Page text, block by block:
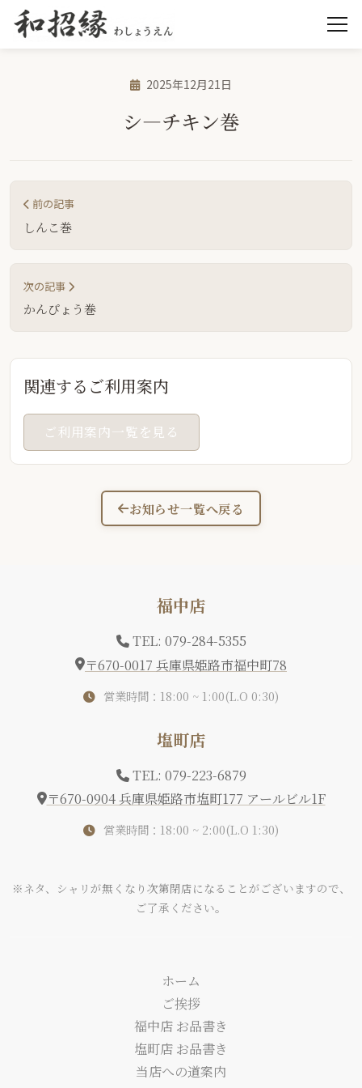
2025年12月21日
シ—チキン巻
前の記事
しんこ巻
次の記事
かんぴょう巻
関連するご利用案内
ご利用案内一覧を見る
お知らせ一覧へ戻る
福中店
TEL: 079-284-5355
〒670-0017 兵庫県姫路市福中町78
営業時間：18:00 ~ 1:00(L.O 0:30)
塩町店
TEL: 079-223-6879
〒670-0904 兵庫県姫路市塩町177 アールビル1F
営業時間：18:00 ~ 2:00(L.O 1:30)
※ネタ、シャリが無くなり次第閉店になることがございますので、
ご了承ください。
ホーム
ご挨拶
福中店 お品書き
塩町店 お品書き
当店への道案内